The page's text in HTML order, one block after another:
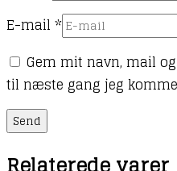
E-mail *
Gem mit navn, mail
til næste gang jeg